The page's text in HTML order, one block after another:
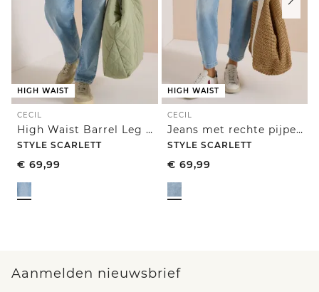
HIGH WAIST
CECIL
High Waist Barrel Leg Jeans in Loose Fit
STYLE SCARLETT
€ 69,99
HIGH WAIST
CECIL
Jeans met rechte pijpen en opgezette zakken
STYLE SCARLETT
€ 69,99
Aanmelden nieuwsbrief